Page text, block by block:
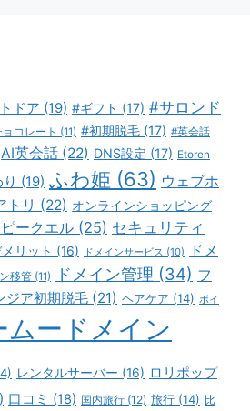
ドア (19) #ギフト (17) #サロンド
コレート (11) #初期脱毛 (17) #英会話
AI英会話 (22) DNS設定 (17) Etoren
(19) ふわ姫 (63) ウェブホ
トリ (22) オンラインショッピング
ークエル (25) セキュリティ
リット (16) ドメインサービス (10)
ドメ
移管 (11) ドメイン管理 (34) フ
ジア初期脱毛 (21) ヘアケア (14) ボイ
ムードメイン
レンタルサーバー (16) ロリポップ
口コミ (18) 国内旅行 (12) 旅行 (14) 比